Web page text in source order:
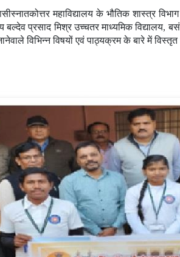
महाविद्यालय के भौतिक शास्त्र विभाग
प्रसाद मिश्र उच्चतर माध्यमिक विद्यालय,
विभिन्न विषयों एवं पाठ्यक्रम के बारे में